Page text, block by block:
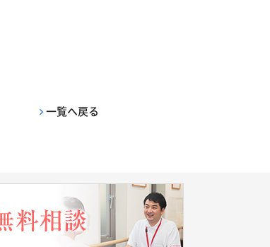
一覧へ戻る